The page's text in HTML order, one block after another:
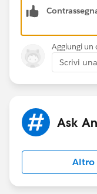
Aggiungi un
Scrivi
Ask
Altro